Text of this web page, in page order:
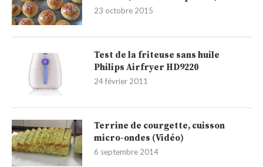
23 octobre 2015
Test de la friteuse sans huile
Philips Airfryer HD9220
24 février 2011
Terrine de courgette, cuisson
micro-ondes (Vidéo)
6 septembre 2014